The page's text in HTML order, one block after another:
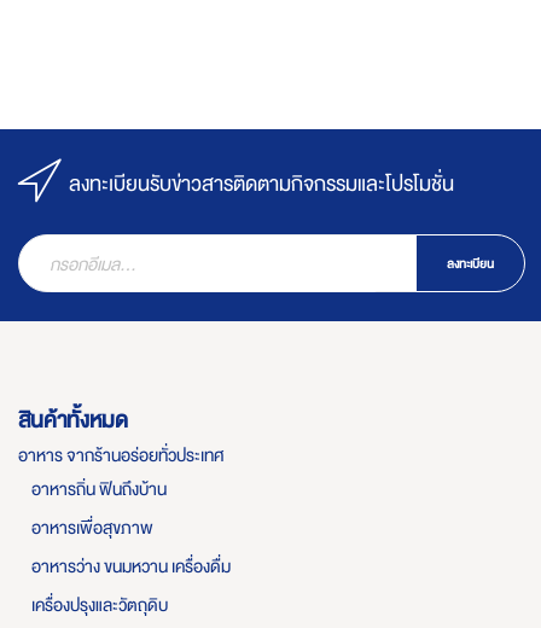
ลงทะเบียนรับข่าวสารติดตามกิจกรรมและโปรโมชั่น
ลงทะเบียน
สินค้าทั้งหมด
อาหาร จากร้านอร่อยทั่วประเทศ
อาหารถิ่น ฟินถึงบ้าน
อาหารเพื่อสุขภาพ
อาหารว่าง ขนมหวาน เครื่องดื่ม
เครื่องปรุงและวัตถุดิบ